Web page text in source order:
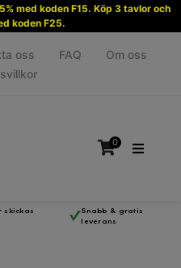
med koden F15. Köp 3 tavlor och
koden F25.
oss FAQ
Om oss
0
i varukorgen.
Snabb & gratis
leverans